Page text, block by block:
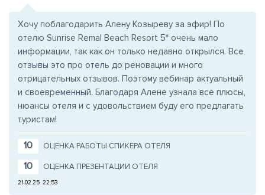
Хочу поблагодарить Алену Козыреву за эфир! По
отелю Sunrise Remal Beach Resort 5* очень мало
информации, так как он только недавно открылся. Все
отзывы это про отель до реновации и много
отрицательных отзывов. Поэтому вебинар актуальный
и своевременный. Благодаря Алене узнала все плюсы,
нюансы отеля и с удовольствием буду его предлагать
туристам!
10 ОЦЕНКА РАБОТЫ СПИКЕРА ОТЕЛЯ
10 ОЦЕНКА ПРЕЗЕНТАЦИИ ОТЕЛЯ
22:53
21.02.25